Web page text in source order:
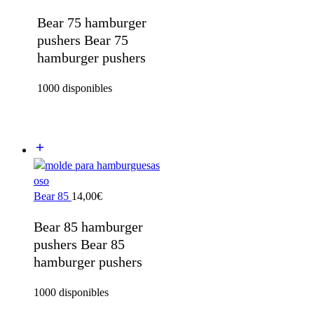
Bear 75 hamburger
pushers Bear 75
hamburger pushers
1000 disponibles
Bear 85 14,00€
Bear 85 hamburger
pushers Bear 85
hamburger pushers
1000 disponibles